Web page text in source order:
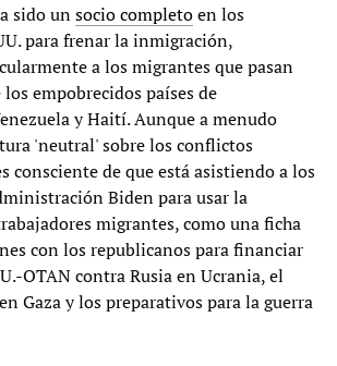
sido unsocio completoen los
para frenar la inmigración,
a los migrantes que pasan
empobrecidos países de
y Haití. Aunque a menudo
'neutral' sobre los conflictos
consciente de que está asistiendo a los
Biden para usar la
migrantes, como una ficha
con los republicanos para financiar
OTAN contra Rusia en Ucrania, el
Gaza y los preparativos para la guerra